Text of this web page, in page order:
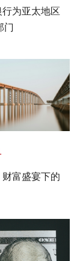
为亚太地区
门
富盛宴下的